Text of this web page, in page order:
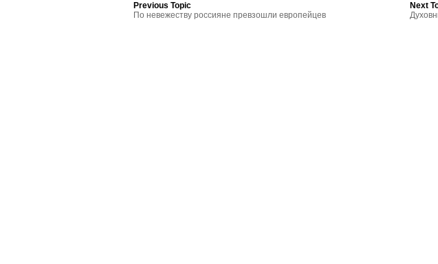
Previous Topic
По невежеству россияне превзошли европейцев
Next